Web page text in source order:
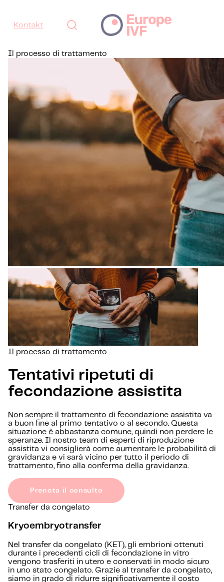
Kontakt
Il processo di trattamento
Il processo di trattamento
Tentativi ripetuti di
fecondazione assistita
Non sempre il trattamento di fecondazione assistita va
a buon fine al primo tentativo o al secondo. Questa
situazione è abbastanza comune, quindi non perdere le
speranze. Il nostro team di esperti di riproduzione
assistita vi consiglierà come aumentare le probabilità di
gravidanza e vi sarà vicino per tutto il periodo di
trattamento, fino alla conferma della gravidanza.
Prenota il consulto
Transfer da congelato
Kryoembryotransfer
Nel transfer da congelato (KET), gli embrioni ottenuti
durante i precedenti cicli di fecondazione in vitro
vengono trasferiti in utero e conservati in modo sicuro
in uno stato congelato. Grazie al transfer da congelato,
siamo in grado di ridurre significativamente il costo